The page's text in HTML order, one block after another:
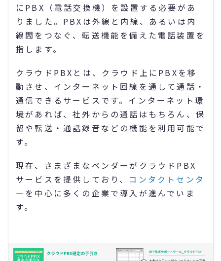
にPBX（電話交換機）を設置する必要があ
りました。PBXは外線と内線、あるいは内
線間をつなぐ、転送機能を備えた電話装置を
指します。
クラウドPBXとは、クラウド上にPBXを移
動させ、インターネット回線を通して通話・
通信できるサービスです。インターネット環
境があれば、社外からの通話はもちろん、保
留や転送・通話録音などの機能を利用可能で
す。
現在、さまざまなベンダーがクラウドPBX
サービスを提供しており、 コンタクトセンタ
ー を中心に多くの企業で導入が進んでいま
す。